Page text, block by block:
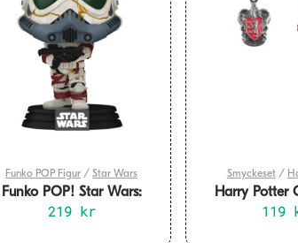
Funko POP Figur / Star Wars
Funko POP! Star Wars:
Ahsoka – Thrawn’s Night
219 kr
Smyckeset/
Harry Potter
Berlock
119